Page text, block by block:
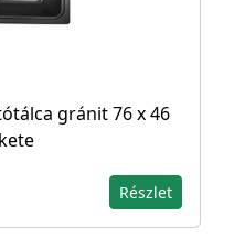
gránit 76 x 46
Részlet